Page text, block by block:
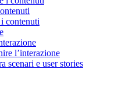
contenuti
l’interazione
scenari e user stories